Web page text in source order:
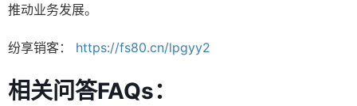
推动业务发展。
纷享销客： https://fs80.cn/lpgyy2
相关问答FAQs：